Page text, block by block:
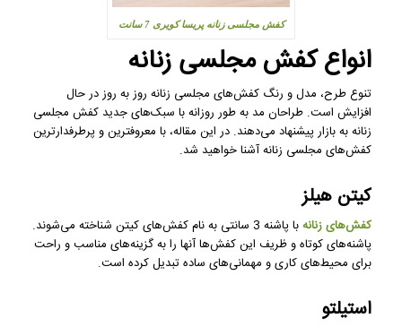
کفش مجلسی زنانه پریسا کویری 7 سانت
انواع کفش مجلسی زنانه
تنوع طرح، مدل و رنگ کفش‌های مجلسی زنانه روز به روز در حال
افزایش است. طراحان مد به طور روزانه با سبک‌های جدید کفش مجلسی
زنانه به بازار پیشنهاد می‌دهند. در این مقاله، با معروفترین و پرطرفدارترین
کفش‌های مجلسی زنانه آشنا خواهید شد.
کیتن هیلز
کفش‌های زنانه
با پاشنه 3 سانتی به نام کفش‌های کیتن شناخته می‌شوند.
پاشنه‌های کوتاه و ظریف این کفش‌ها آنها را به گزینه‌های مناسب و راحت
برای محیط‌های کاری و مهمانی‌های ساده تبدیل کرده است.
استیلتو